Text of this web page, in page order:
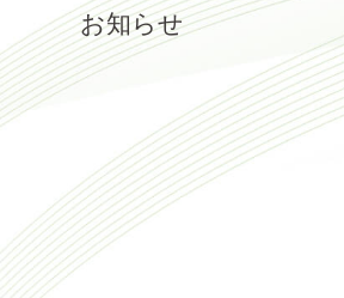
お知らせ